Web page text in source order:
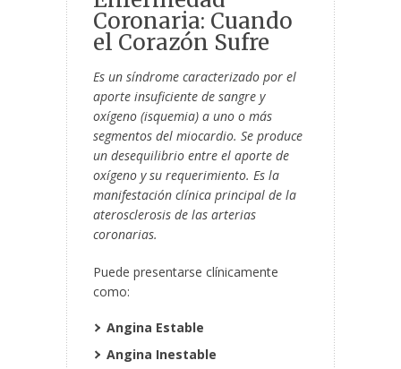
Coronaria: Cuando
el Corazón Sufre
Es un síndrome caracterizado por el
aporte insuficiente de sangre y
oxígeno (isquemia) a uno o más
segmentos del miocardio. Se produce
un desequilibrio entre el aporte de
oxígeno y su requerimiento. Es la
manifestación clínica principal de la
aterosclerosis de las arterias
coronarias.
Puede presentarse clínicamente
como:
Angina Estable
Angina Inestable